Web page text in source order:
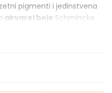
pigmenti i jedinstvena
akvarel boje Schmincke.
ove izuzetne akvarele,
Schmincke super
kombinacija najmanje 2